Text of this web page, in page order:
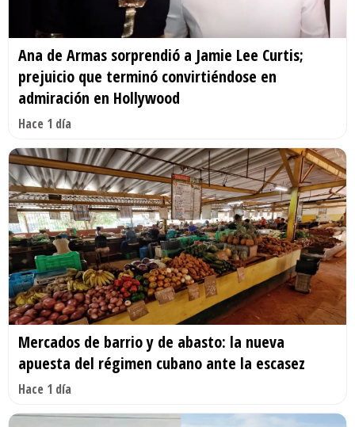
Ana de Armas sorprendió a Jamie Lee Curtis;
prejuicio que terminó convirtiéndose en
admiración en Hollywood
Hace 1 día
Mercados de barrio y de abasto: la nueva
apuesta del régimen cubano ante la escasez
Hace 1 día